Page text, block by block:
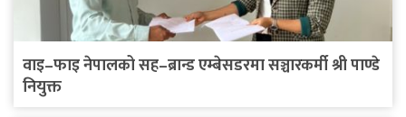
वाइ–फाइ नेपालको सह–ब्रान्ड एम्बेसडरमा सञ्चारकर्मी श्री पाण्डे
नियुक्त